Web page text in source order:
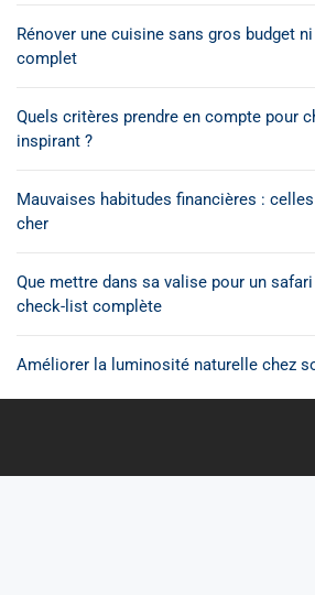
Rénover une cuisine sans gros budget
complet
Quels critères prendre en compte pour
inspirant ?
Mauvaises habitudes financières :
cher
Que mettre dans sa valise pour un
check-list complète
Améliorer la luminosité naturelle chez